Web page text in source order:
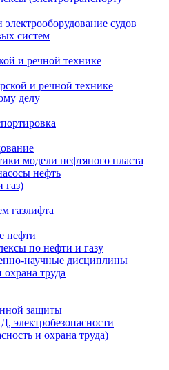
судов
систем
и речной технике
и речной технике
делу
модели нефтяного пласта
нефть
газ)
газлифта
нефти
по нефти и газу
научные дисциплины
труда
защиты
электробезопасности
и охрана труда)